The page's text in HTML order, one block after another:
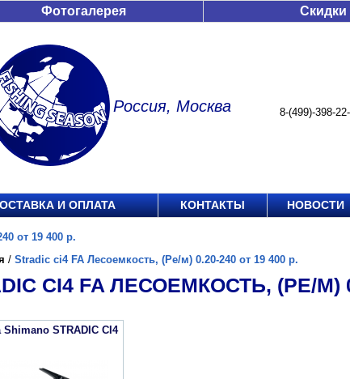
Фотогалерея Скидки
Россия, Москва 8-(499)-398-
И ОПЛАТА КОНТАКТЫ НОВОСТИ
от 19 400 р.
/ Stradic ci4 FA Лесоемкость, (Ре/м) 0.20-240 от 19 400 р.
CI4 FA ЛЕСОЕМКОСТЬ, (РЕ/М)
Shimano STRADIC CI4